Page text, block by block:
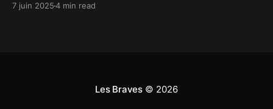
conviviaux et fraternels. C'est en se rencontrant
7 juin 20254 min read
Les Braves© 2026